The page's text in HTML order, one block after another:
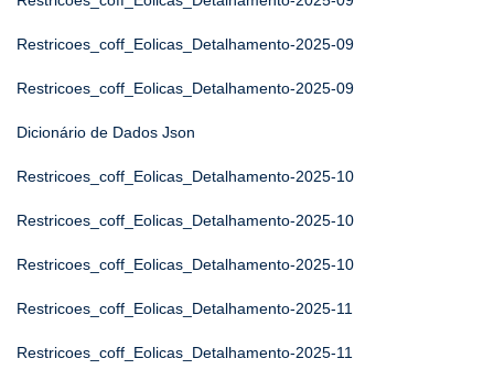
Restricoes_coff_Eolicas_Detalhamento-2025-09
Restricoes_coff_Eolicas_Detalhamento-2025-09
Dicionário de Dados Json
Restricoes_coff_Eolicas_Detalhamento-2025-10
Restricoes_coff_Eolicas_Detalhamento-2025-10
Restricoes_coff_Eolicas_Detalhamento-2025-10
Restricoes_coff_Eolicas_Detalhamento-2025-11
Restricoes_coff_Eolicas_Detalhamento-2025-11